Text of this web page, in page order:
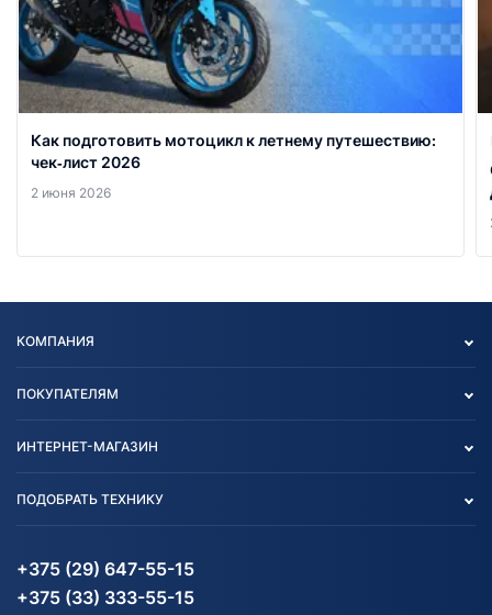
Как подготовить мотоцикл к летнему путешествию:
чек‑лист 2026
2 июня 2026
КОМПАНИЯ
Блог
Карта сайта
ПОКУПАТЕЛЯМ
Согласие на обработку
Информация до получения
согласия на обработку
ИНТЕРНЕТ-МАГАЗИН
Агротехника
Водный транспорт
Электротранспорт
ПОДОБРАТЬ ТЕХНИКУ
Агротехника
Электротранспорт
+375 (29) 647-55-15
+375 (33) 333-55-15